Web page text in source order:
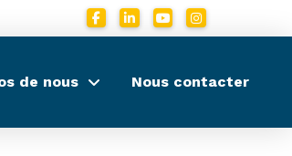
de nous Nous contacter